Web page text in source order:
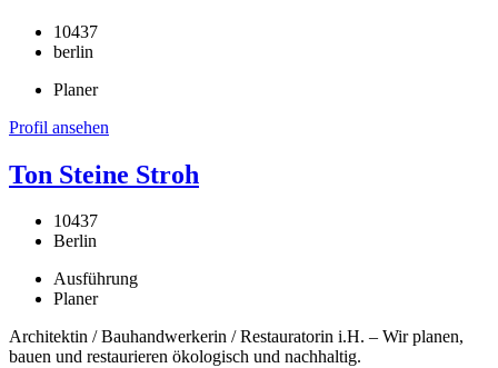
10437
berlin
Planer
Profil ansehen
Ton Steine Stroh
10437
Berlin
Ausführung
Planer
Architektin / Bauhandwerkerin / Restauratorin i.H. – Wir planen,
bauen und restaurieren ökologisch und nachhaltig.